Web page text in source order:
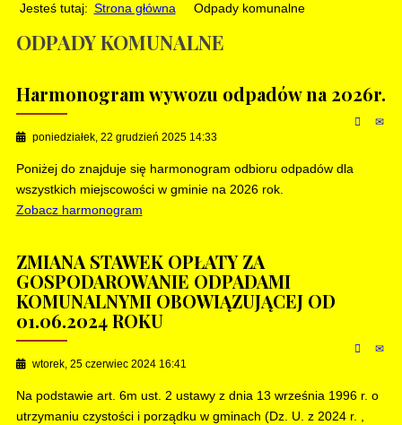
Jesteś tutaj: Strona główna Odpady komunalne
ODPADY KOMUNALNE
Harmonogram wywozu odpadów na 2026r.
poniedziałek, 22 grudzień 2025 14:33
Poniżej do znajduje się harmonogram odbioru odpadów dla
wszystkich miejscowości w gminie na 2026 rok.
Zobacz harmonogram
ZMIANA STAWEK OPŁATY ZA
GOSPODAROWANIE ODPADAMI
KOMUNALNYMI OBOWIĄZUJĄCEJ OD
01.06.2024 ROKU
wtorek, 25 czerwiec 2024 16:41
Na podstawie art. 6m ust. 2 ustawy z dnia 13 września 1996 r. o
utrzymaniu czystości i porządku w gminach (Dz. U. z 2024 r. ,